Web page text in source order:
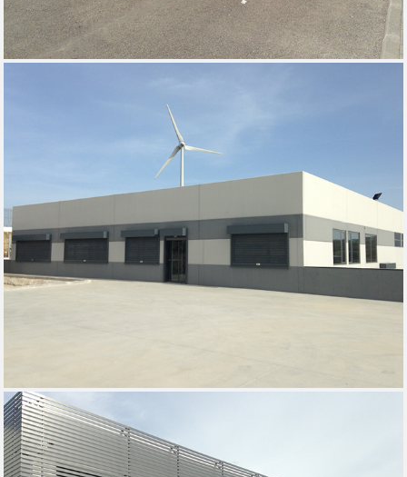
BANCADAS - SETÚBAL, 2014